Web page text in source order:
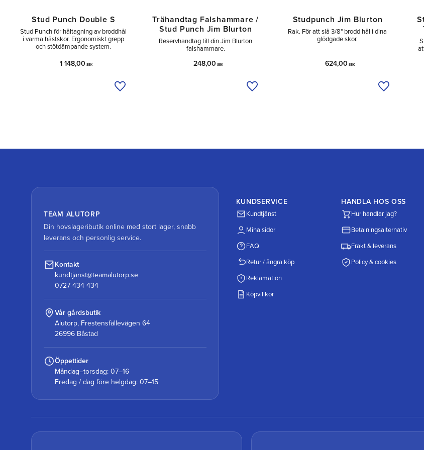
Stud Punch Double S
Stud Punch för håltagning av broddhål
i varma hästskor. Ergonomiskt grepp
och stötdämpande system.
1 148,00 SEK
Lägg till i önskelista
Trähandtag Falshammare /
Stud Punch Jim Blurton
Reservhandtag till din Jim Blurton
falshammare.
248,00 SEK
Lägg till i önskelista
Studpunch Jim Blurton
Rak. För att slå 3/8" brodd hål i dina
glödgade skor.
624,00 SEK
Lägg till i
TEAM ALUTORP
Din hovslageributik online med stort lager, snabb
leverans och personlig service.
Kontakt
kundtjanst@teamalutorp.se
0727-434 434
Vår gårdsbutik
Alutorp, Frestensfällevägen 64
26996 Båstad
Öppettider
Måndag–torsdag: 07–16
Fredag / dag före helgdag: 07–15
KUNDSERVICE
Kundtjänst
Mina sidor
FAQ
Retur / ångra köp
Reklamation
Köpvillkor
HANDLA HOS OSS
Hur handlar jag?
Betalningsalternativ
Frakt & leverans
Policy & cookies